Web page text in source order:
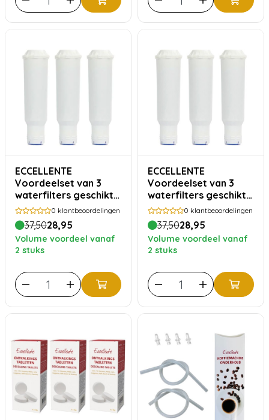
ECCELLENTE
Voordeelset van 3
waterfilters geschikt
voor Krups F088
0 klantbeoordelingen
37,5028,95
Volume voordeel vanaf
2 stuks
ECCELLENTE
Voordeelset van 3
waterfilters geschikt
voor Nivona
CafeRomatica
0 klantbeoordelingen
37,5028,95
Volume voordeel vanaf
2 stuks